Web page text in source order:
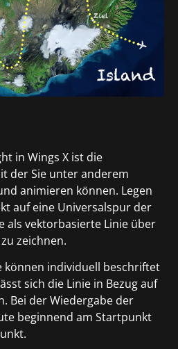
in Wings X ist die
der Sie unter anderem
animieren können. Legen
auf eine Universalspur der
als vektorbasierte Linie über
zeichnen.
können individuell beschriftet
sich die Linie in Bezug auf
Bei der Wiedergabe der
beginnend am Startpunkt